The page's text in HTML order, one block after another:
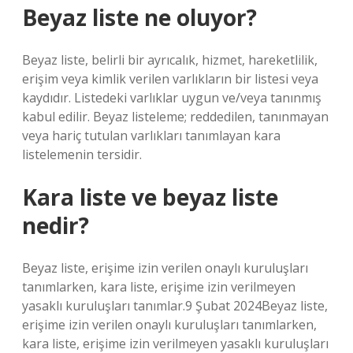
Beyaz liste ne oluyor?
Beyaz liste, belirli bir ayrıcalık, hizmet, hareketlilik,
erişim veya kimlik verilen varlıkların bir listesi veya
kaydıdır. Listedeki varlıklar uygun ve/veya tanınmış
kabul edilir. Beyaz listeleme; reddedilen, tanınmayan
veya hariç tutulan varlıkları tanımlayan kara
listelemenin tersidir.
Kara liste ve beyaz liste
nedir?
Beyaz liste, erişime izin verilen onaylı kuruluşları
tanımlarken, kara liste, erişime izin verilmeyen
yasaklı kuruluşları tanımlar.9 Şubat 2024Beyaz liste,
erişime izin verilen onaylı kuruluşları tanımlarken,
kara liste, erişime izin verilmeyen yasaklı kuruluşları